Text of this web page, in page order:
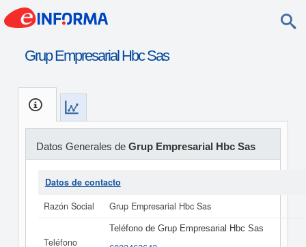
Grup Empresarial Hbc Sas
Datos Generales de Grup Empresarial Hbc Sas
Datos de contacto
Razón Social
Grup Empresarial Hbc Sas
Teléfono
Teléfono de Grup Empresarial Hbc Sas